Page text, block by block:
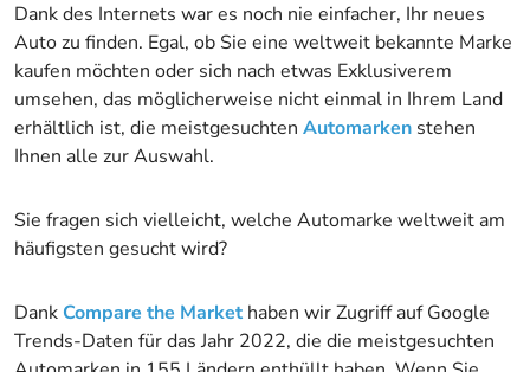
Dank des Internets war es noch nie einfacher, Ihr neues
Auto zu finden. Egal, ob Sie eine weltweit bekannte Marke
kaufen möchten oder sich nach etwas Exklusiverem
umsehen, das möglicherweise nicht einmal in Ihrem Land
erhältlich ist, die meistgesuchten Automarken stehen
Ihnen alle zur Auswahl.
Sie fragen sich vielleicht, welche Automarke weltweit am
häufigsten gesucht wird?
Dank Compare the Market haben wir Zugriff auf Google
Trends-Daten für das Jahr 2022, die die meistgesuchten